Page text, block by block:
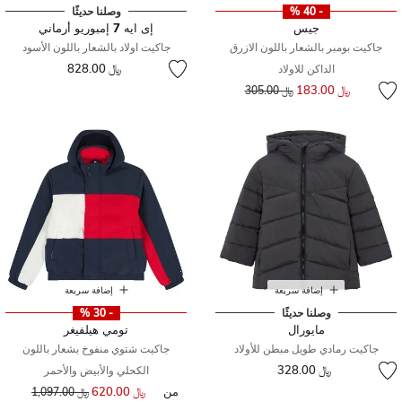
- 40 %
جيس
جاكيت بومبر بالشعار باللون الازرق
الداكن للاولاد
﷼ 183.00 سعر مخفض من﷼ 305.00
وصلنا حديثًا
إى ايه 7 إمبوريو أرماني
جاكيت اولاد بالشعار باللون الأسود
﷼ 828.00
إضافة سريعة
وصلنا حديثًا
مايورال
جاكيت رمادي طويل مبطن للأولاد
﷼ 328.00
إضافة سريعة
- 30 %
تومي هيلفيغر
جاكيت شتوي منفوخ بشعار باللون
الكحلي والأبيض والأحمر
من ﷼ 620.00 سعر مخفض من
﷼ 1,097.00 إلى